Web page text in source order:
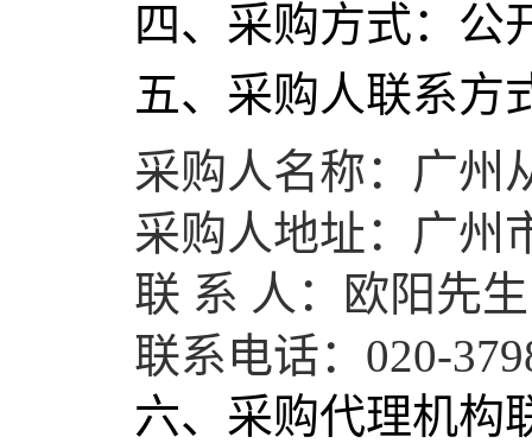
四、采购方式：公
五、采购人联系方
采购人名称： 广州
采购人地址：广州
联 系 人：欧阳先生
联系电话： 020-
六、 采购代理机构